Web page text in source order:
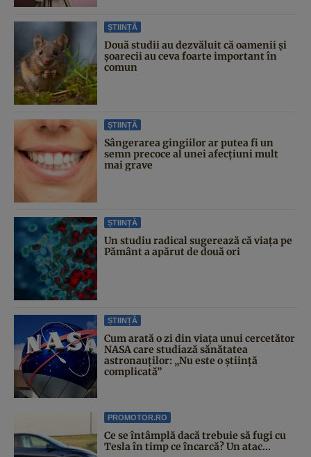
ȘTIINȚĂ
Două studii au dezvăluit că oamenii și
șoarecii au ceva foarte important în
comun
ȘTIINȚĂ
Sângerarea gingiilor ar putea fi un
semn precoce al unei afecțiuni mult
mai grave
ȘTIINȚĂ
Un studiu radical sugerează că viața pe
Pământ a apărut de două ori
ȘTIINȚĂ
Cum arată o zi din viața unui cercetător
NASA care studiază sănătatea
astronauților: „Nu este o știință
complicată”
PROMOTOR.RO
Ce se întâmplă dacă trebuie să fugi cu
Tesla în timp ce încarcă? Un atac...